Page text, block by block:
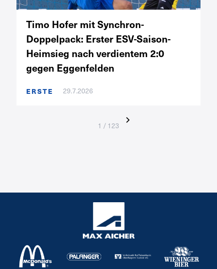
Timo Hofer mit Synchron-
Doppelpack: Erster ESV-Saison-
Heimsieg nach verdientem 2:0
gegen Eggenfelden
ERSTE 29.7.2026
1 / 123